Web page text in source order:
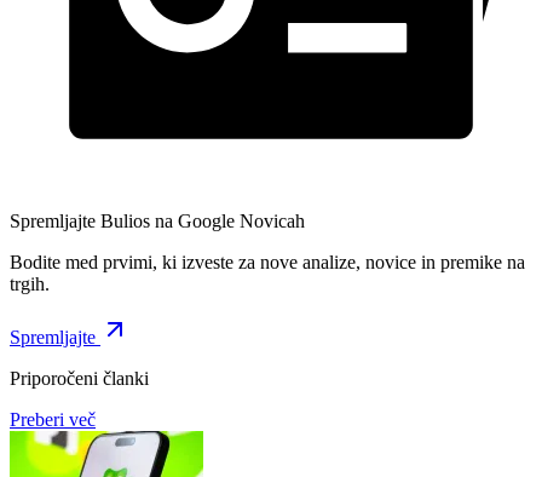
Spremljajte Bulios na Google Novicah
Bodite med prvimi, ki izveste za nove analize, novice in premike na
trgih.
Spremljajte
Priporočeni članki
Preberi več